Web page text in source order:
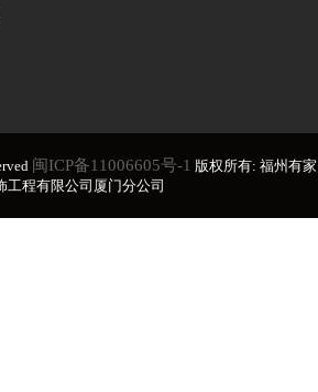
闽ICP备11006605号-1 版权所有: 福州有家
工程有限公司厦门分公司